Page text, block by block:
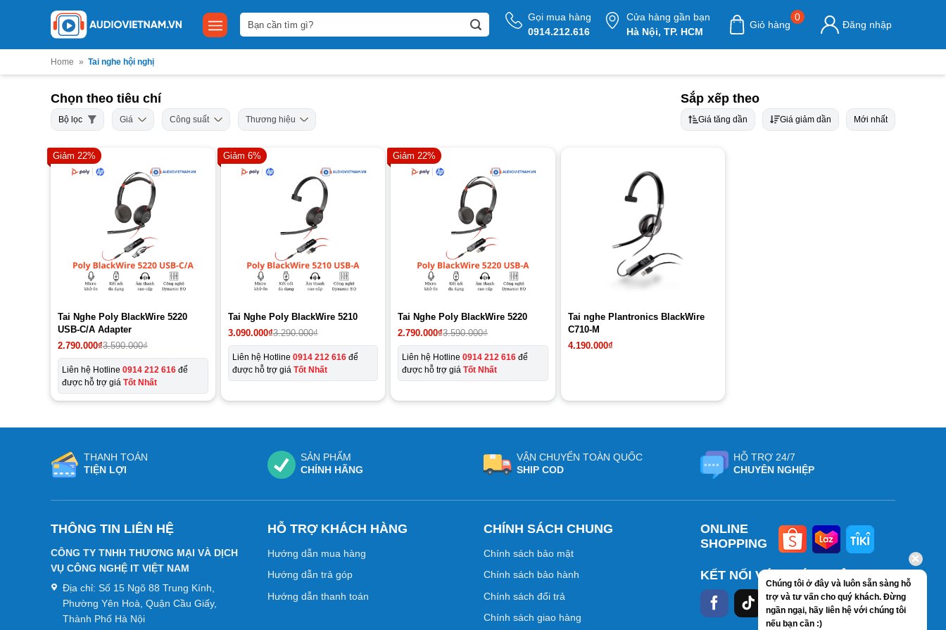
Tìm
kiếm:
Gọi mua hàng
0914.212.616
Cửa hàng gần bạn
Hà Nội, TP. HCM
Giỏ hàng
0
Đăng nhập
Home » Tai nghe hội nghị
Chọn theo tiêu chí
Bộ lọc Giá Công suất Thương hiệu
Sắp xếp theo
Giá tăng dần Giá giảm dần Mới nhất
Giảm 22%
Tai Nghe Poly BlackWire 5220
USB-C/A Adapter
3.590.000₫
Giá
gốc
là:
3.590.000₫.
2.790.000₫
Giá
hiện
tại
là:
2.790.000₫.
Liên hệ Hotline 0914 212 616 để
được hỗ trợ giá Tốt Nhất
Giảm 6%
Tai Nghe Poly BlackWire 5210
3.090.000₫3.290.000₫
Liên hệ Hotline 0914 212 616để
được hỗ trợ giá Tốt Nhất
Giảm 22%
Tai Nghe Poly BlackWire 5220
2.790.000₫3.590.000₫
Liên hệ Hotline0914 212 616 để
được hỗ trợ giáTốt Nhất
Tai nghe Plantronics BlackWire
C710-M
4.190.000₫
THANH TOÁN
TIỆN LỢI
SẢN PHẨM
CHÍNH HÃNG
VẬN CHUYỂN TOÀN QUỐC
SHIP COD
HỖ TRỢ 24/7
CHUYÊN NGHIỆP
THÔNG TIN LIÊN HỆ
CÔNG TY TNHH THƯƠNG MẠI VÀ DỊCH
VỤ CÔNG NGHỆ IT VIỆT NAM
Địa chỉ: Số 15 Ngõ 88 Trung Kính,
Phường Yên Hoà, Quận Cầu Giấy,
Thành Phố Hà Nội
HỖ TRỢ KHÁCH HÀNG
Hướng dẫn mua hàng
Hướng dẫn trả góp
Hướng dẫn thanh toán
CHÍNH SÁCH CHUNG
Chính sách bảo mật
Chính sách bảo hành
Chính sách đổi trả
Chính sách giao hàng
ONLINE
SHOPPING
KẾT NỐI VỚI CHÚNG TÔI
Chúng tôi ở đây và luôn sẵn sàng hỗ
trợ và tư vấn cho quý khách. Đừng
ngần ngại, hãy liên hệ với chúng tôi
nếu bạn cần :)